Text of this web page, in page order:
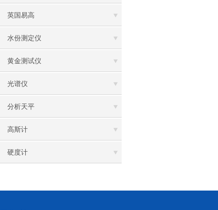
英国易高
水份测定仪
黄金测试仪
光谱仪
分析天平
高斯计
硬度计